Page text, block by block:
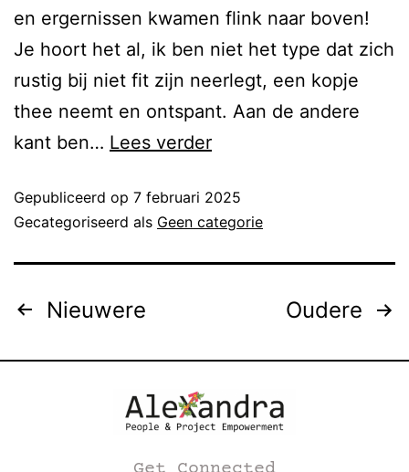
en ergernissen kwamen flink naar boven!
Je hoort het al, ik ben niet het type dat zich
rustig bij niet fit zijn neerlegt, een kopje
thee neemt en ontspant. Aan de andere
kant ben… Lees verder
Gepubliceerd op 7 februari 2025
Gecategoriseerd als Geen categorie
Nieuwere Oudere